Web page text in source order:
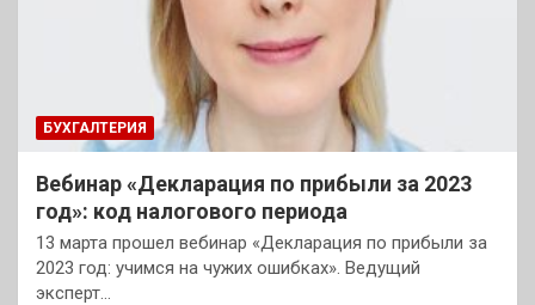
БУХГАЛТЕРИЯ
Вебинар «Декларация по прибыли за 2023
год»: код налогового периода
13 марта прошел вебинар «Декларация по прибыли за
2023 год: учимся на чужих ошибках». Ведущий
эксперт…